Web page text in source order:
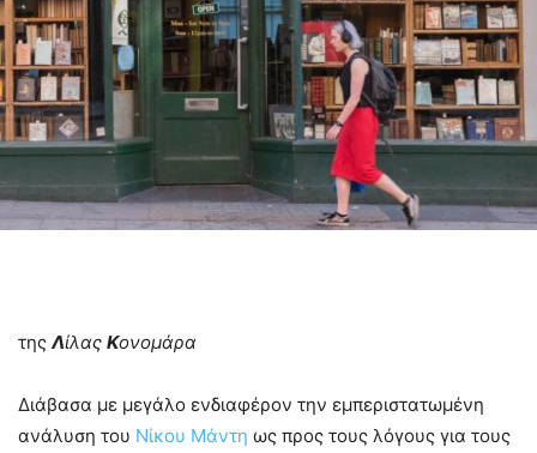
της Λίλας Κονομάρα
Διάβασα με μεγάλο ενδιαφέρον την εμπεριστατωμένη
ανάλυση του Νίκου Μάντη ως προς τους λόγους για τους